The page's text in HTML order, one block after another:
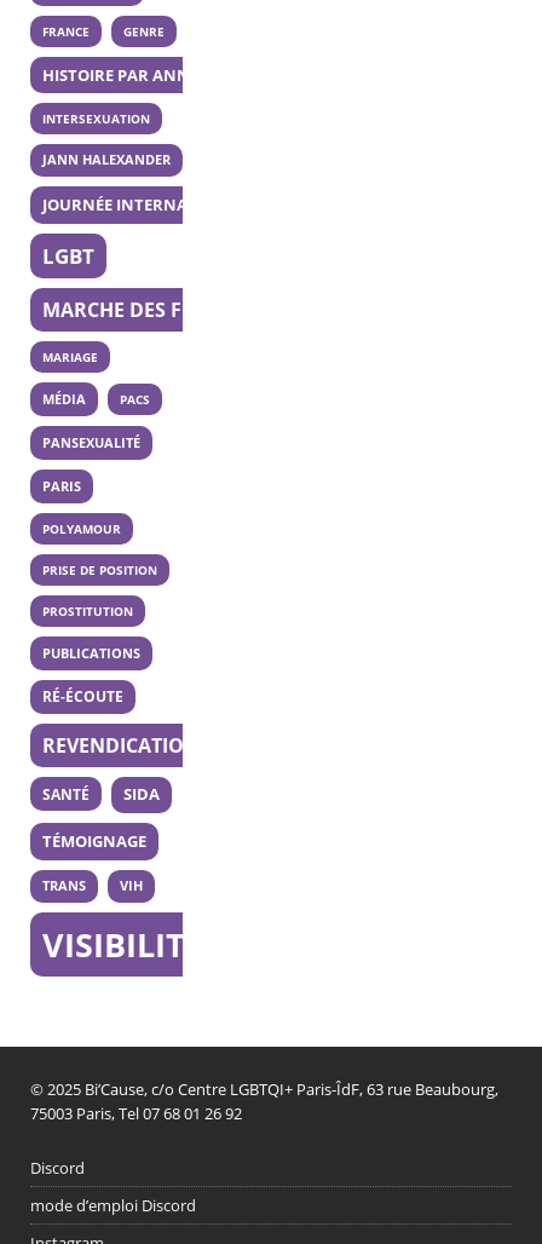
FRANCE GENRE
HISTOIRE PAR ANNÉE
INTERSEXUATION
JANN HALEXANDER
JOURNÉE INTERNATIONALE DE LA BISEXUALITÉ
LGBT
MARCHE DES FIERTÉS
MARIAGE
MÉDIA PACS
PANSEXUALITÉ
PARIS
POLYAMOUR
PRISE DE POSITION
PROSTITUTION
PUBLICATIONS
RÉ-ÉCOUTE
REVENDICATION
SANTÉ SIDA
TÉMOIGNAGE
TRANS VIH
VISIBILITÉ
© 2025 Bi’Cause, c/o Centre LGBTQI+ Paris-ÎdF, 63 rue Beaubourg,
75003 Paris, Tel 07 68 01 26 92
Discord
mode d’emploi Discord